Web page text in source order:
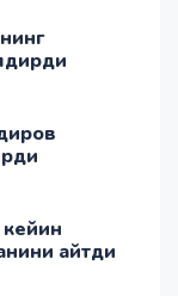
айтди